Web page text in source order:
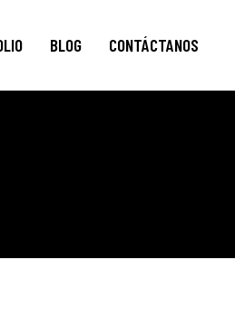
BLOG CONTÁCTANOS